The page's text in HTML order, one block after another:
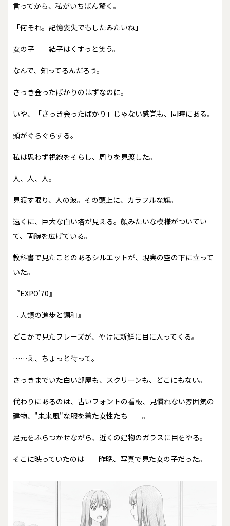
言ってから、私がいちばん驚く。
「何それ。記憶喪失でもしたみたいね」
女の子──結子はくすっと笑う。
なんで、知ってるんだろう。
さっき会ったばかりのはずなのに。
いや、「さっき会ったばかり」じゃない感覚も、同時にある。
頭がぐらぐらする。
私は思わず視線をそらし、周りを見渡した。
人、人、人。
見渡す限り、人の波。その頭上に、カラフルな旗。
遠くに、巨大な白い塔が見える。顔みたいな模様がついてい
て、両腕を広げている。
教科書で見たことのあるシルエットが、現実の空の下に立って
いた。
『EXPO’70』
『人類の進歩と調和』
どこかで見たフレーズが、やけに新鮮に目に入ってくる。
……え、ちょっと待って。
さっきまでいた白い部屋も、スクリーンも、どこにもない。
代わりにあるのは、古いフォントの看板、見慣れない雰囲気の
建物、"未来風"な服を着た女性たち——。
足元をふらつかせながら、近くの建物のガラスに目をやる。
そこに映っていたのは──昨晩、写真で見た女の子だった。